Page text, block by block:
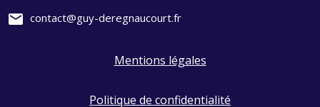
mail contact@guy-deregnaucourt.fr
Mentions légales
Politique de confidentialité